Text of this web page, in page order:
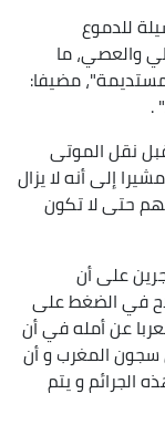
للدموع
ما
مضيفا:
نقل الموتى
إلى أنه لا يزال
حتى لا تكون
على أن
في الضغط على
عن أمله في أن
المغرب و أن
و يتم